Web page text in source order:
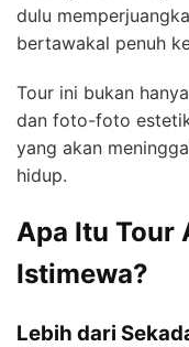
dulu
bertawakal penuh
Tour ini bukan
dan foto-foto
yang akan
hidup.
Apa Itu Tour
Istimewa?
Lebih dari